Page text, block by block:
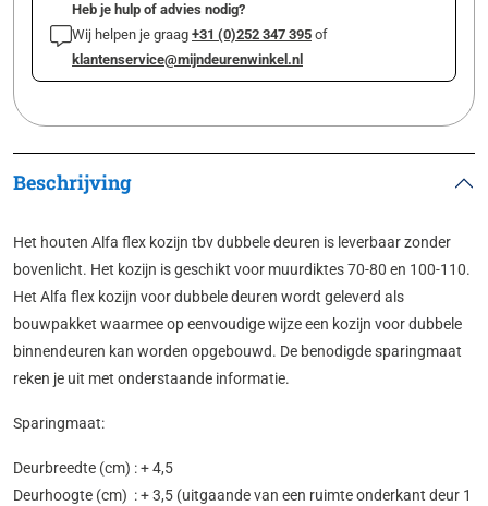
Heb je hulp of advies nodig?
Wij helpen je graag +31 (0)252 347 395 of
klantenservice@mijndeurenwinkel.nl
Beschrijving
Het houten Alfa flex kozijn tbv dubbele deuren is leverbaar zonder
bovenlicht. Het kozijn is geschikt voor muurdiktes 70-80 en 100-110.
Het Alfa flex kozijn voor dubbele deuren wordt geleverd als
bouwpakket waarmee op eenvoudige wijze een kozijn voor dubbele
binnendeuren kan worden opgebouwd. De benodigde sparingmaat
reken je uit met onderstaande informatie.
Sparingmaat:
Deurbreedte (cm) : + 4,5
Deurhoogte (cm) : + 3,5 (uitgaande van een ruimte onderkant deur 1